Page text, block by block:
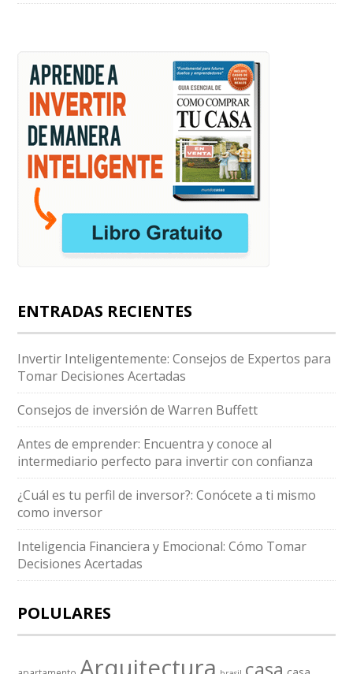
ENTRADAS RECIENTES
Invertir Inteligentemente: Consejos de Expertos para
Tomar Decisiones Acertadas
Consejos de inversión de Warren Buffett
Antes de emprender: Encuentra y conoce al
intermediario perfecto para invertir con confianza
¿Cuál es tu perfil de inversor?: Conócete a ti mismo
como inversor
Inteligencia Financiera y Emocional: Cómo Tomar
Decisiones Acertadas
POLULARES
Arquitectura